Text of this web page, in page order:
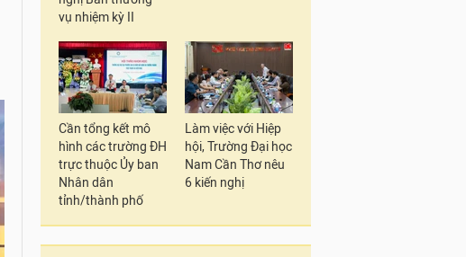
vụ nhiệm kỳ II
Cần tổng kết mô
hình các trường ĐH
trực thuộc Ủy ban
Nhân dân
tỉnh/thành phố
Làm việc với Hiệp
hội, Trường Đại học
Nam Cần Thơ nêu
6 kiến nghị